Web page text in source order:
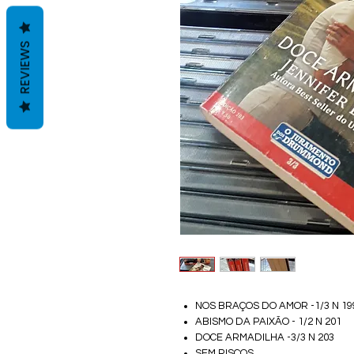
NOS BRAÇOS DO AMOR -1/3 N
ABISMO DA PAIXÃO - 1/2 N 201
DOCE ARMADILHA -3/3 N 203
REVIEWS